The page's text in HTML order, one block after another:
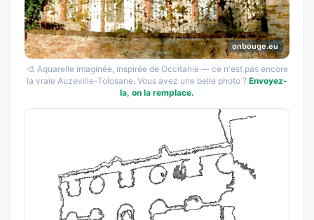
onbouge.eu
🎨 Aquarelle imaginée, inspirée de Occitanie — ce n'est pas encore
la vraie Auzeville-Tolosane. Vous avez une belle photo ? Envoyez-
la, on la remplace.